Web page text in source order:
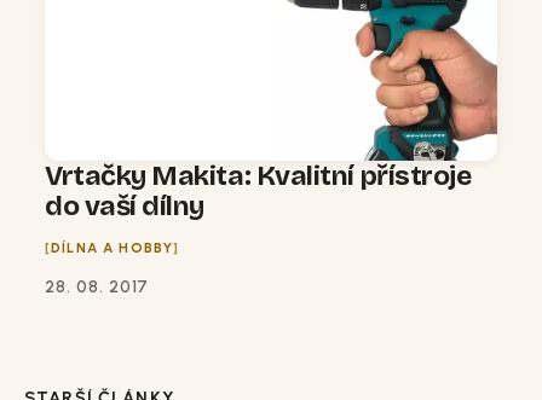
Vrtačky Makita: Kvalitní přístroje
do vaší dílny
DÍLNA A HOBBY
28. 08. 2017